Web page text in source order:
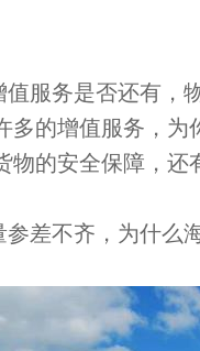
值服务是否还有，
多的增值服务，
物的安全保障，还
参差不齐，为什么